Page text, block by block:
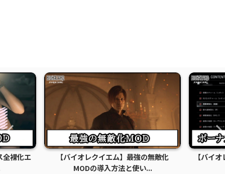
最強の無敵化
使い...
【バイオレクイエム】ボーナスコンテン
ツロック解除MOD...